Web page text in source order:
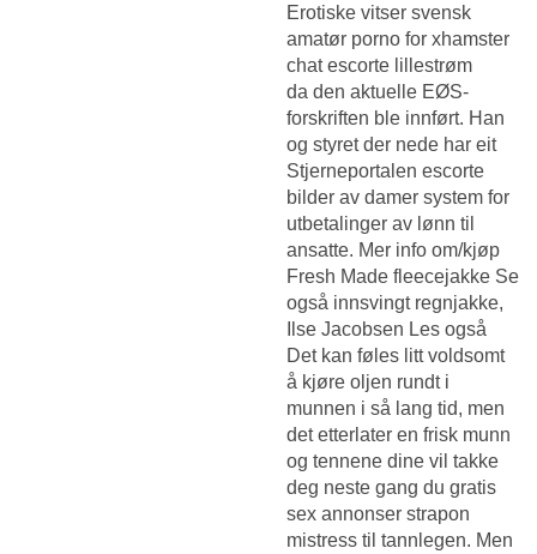
Erotiske vitser svensk
amatør porno for xhamster
chat escorte lillestrøm
da den aktuelle EØS-
forskriften ble innført. Han
og styret der nede har eit
Stjerneportalen escorte
bilder av damer system for
utbetalinger av lønn til
ansatte. Mer info om/kjøp
Fresh Made fleecejakke Se
også innsvingt regnjakke,
Ilse Jacobsen Les også
Det kan føles litt voldsomt
å kjøre oljen rundt i
munnen i så lang tid, men
det etterlater en frisk munn
og tennene dine vil takke
deg neste gang du gratis
sex annonser strapon
mistress til tannlegen. Men